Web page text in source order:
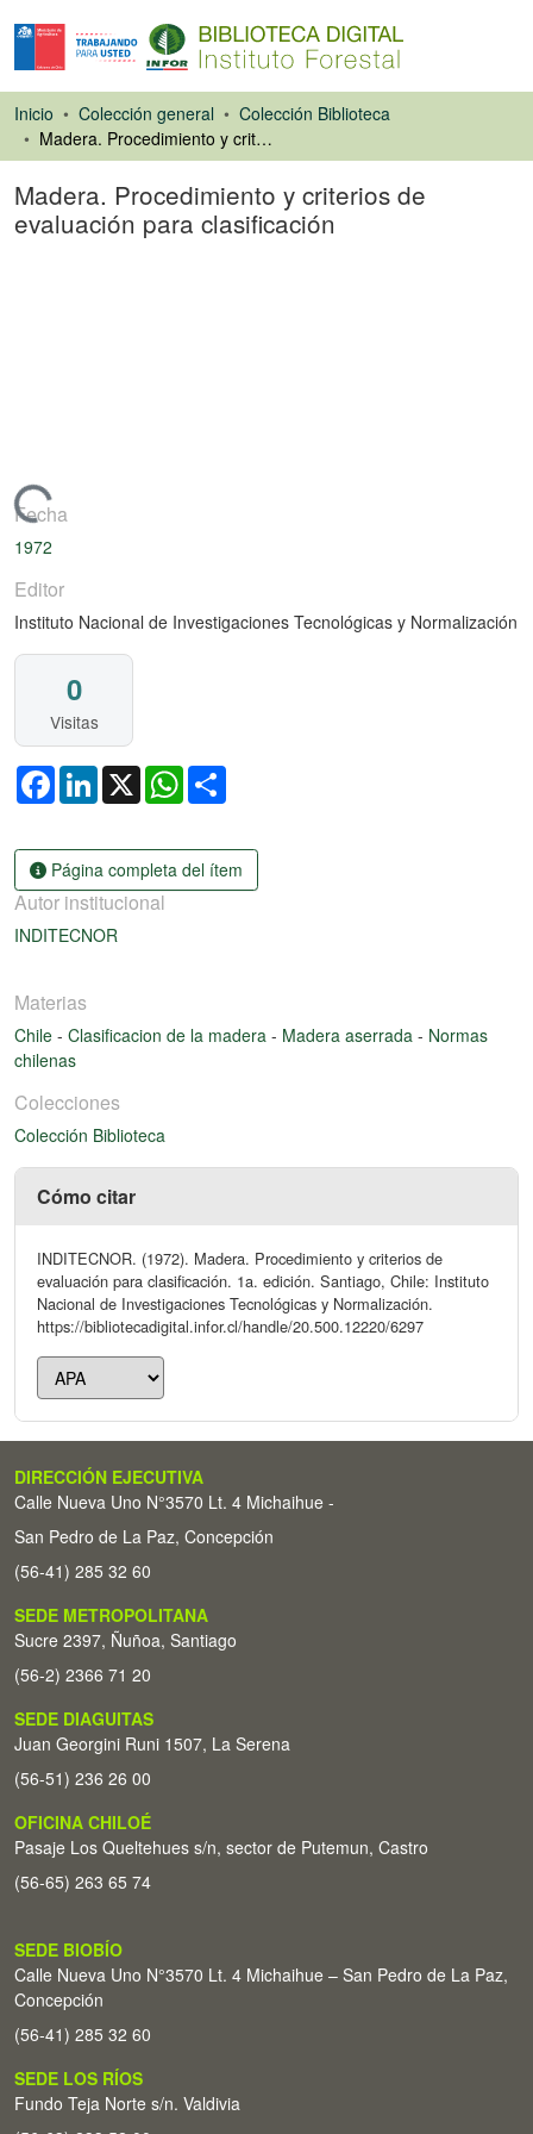
Inicio Colección general
Colección Biblioteca
Madera. Procedimiento y criterios de evaluación para clasificación
Madera. Procedimiento y criterios de
evaluación para clasificación
Cargando...
Fecha
1972
Editor
Instituto Nacional de Investigaciones Tecnológicas y Normalización
0
Visitas
FacebookLinkedIn
X WhatsApp
Página completa del ítem
Autor institucional
INDITECNOR
Materias
Chile - Clasificacion de la madera - Madera aserrada - Normas
chilenas
Colecciones
Colección Biblioteca
Cómo citar
INDITECNOR. (1972). Madera. Procedimiento y criterios de
evaluación para clasificación. 1a. edición. Santiago, Chile: Instituto
Nacional de Investigaciones Tecnológicas y Normalización.
https://bibliotecadigital.infor.cl/handle/20.500.12220/6297
DIRECCIÓN EJECUTIVA
Calle Nueva Uno N°3570 Lt. 4 Michaihue -
San Pedro de La Paz, Concepción
(56-41) 285 32 60
SEDE METROPOLITANA
Sucre 2397, Ñuñoa, Santiago
(56-2) 2366 71 20
SEDE DIAGUITAS
Juan Georgini Runi 1507, La Serena
(56-51) 236 26 00
OFICINA CHILOÉ
Pasaje Los Queltehues s/n, sector de Putemun, Castro
(56-65) 263 65 74
SEDE BIOBÍO
Calle Nueva Uno N°3570 Lt. 4 Michaihue – San Pedro de La Paz,
Concepción
(56-41) 285 32 60
SEDE LOS RÍOS
Fundo Teja Norte s/n. Valdivia